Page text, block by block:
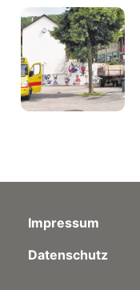
Impressum
Datenschutz